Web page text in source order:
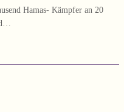
Hamas- Kämpfer an 20